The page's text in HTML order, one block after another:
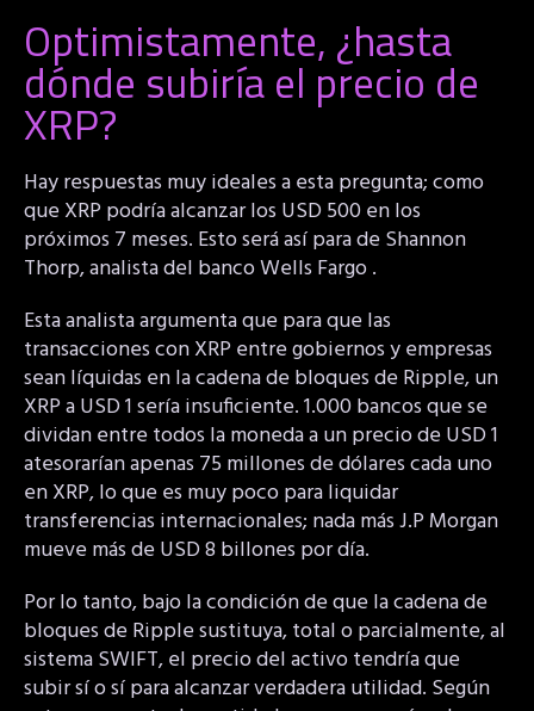
Optimistamente, ¿hasta
dónde subiría el precio de
XRP?
Hay respuestas muy ideales a esta pregunta; como
que XRP podría alcanzar los USD 500 en los
próximos 7 meses. Esto será así para de Shannon
Thorp, analista del banco Wells Fargo .
Esta analista argumenta que para que las
transacciones con XRP entre gobiernos y empresas
sean líquidas en la cadena de bloques de Ripple, un
XRP a USD 1 sería insuficiente. 1.000 bancos que se
dividan entre todos la moneda a un precio de USD 1
atesorarían apenas 75 millones de dólares cada uno
en XRP, lo que es muy poco para liquidar
transferencias internacionales; nada más J.P Morgan
mueve más de USD 8 billones por día.
Por lo tanto, bajo la condición de que la cadena de
bloques de Ripple sustituya, total o parcialmente, al
sistema SWIFT, el precio del activo tendría que
subir sí o sí para alcanzar verdadera utilidad. Según